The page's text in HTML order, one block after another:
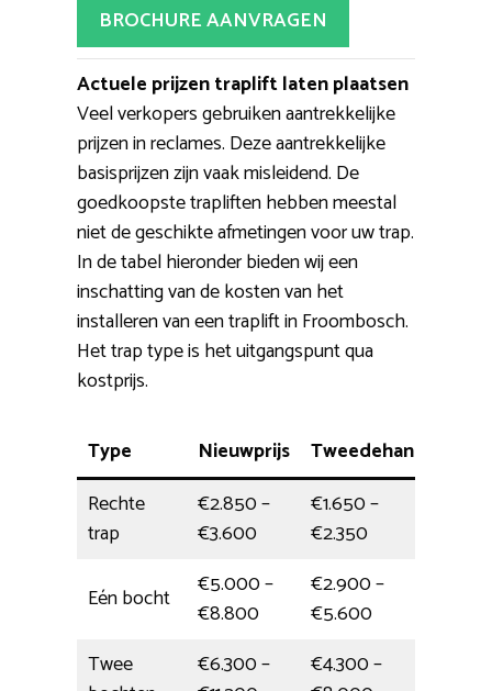
BROCHURE AANVRAGEN
Actuele prijzen traplift laten plaatsen
Veel verkopers gebruiken aantrekkelijke
prijzen in reclames. Deze aantrekkelijke
basisprijzen zijn vaak misleidend. De
goedkoopste trapliften hebben meestal
niet de geschikte afmetingen voor uw trap.
In de tabel hieronder bieden wij een
inschatting van de kosten van het
installeren van een traplift in Froombosch.
Het trap type is het uitgangspunt qua
kostprijs.
Type Nieuwprijs Tweedehands
Rechte
trap
€2.850 –
€3.600
€1.650 –
€2.350
Eén bocht
€5.000 –
€8.800
€2.900 –
€5.600
Twee
€6.300 –
€4.300 –